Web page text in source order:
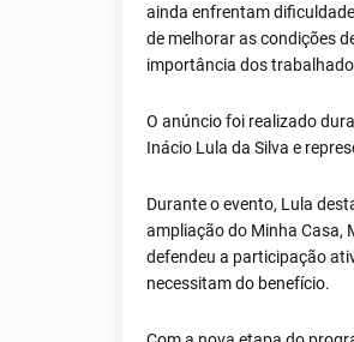
ainda enfrentam
de melhorar as condições
importância dos
O anúncio foi realizado
Inácio Lula da Silva e
Durante o evento, Lula
ampliação do Minha Casa,
defendeu a participação
necessitam do benefício.